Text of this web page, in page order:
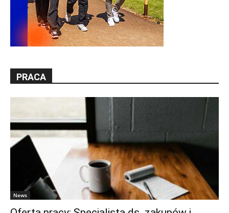
PRACA
News